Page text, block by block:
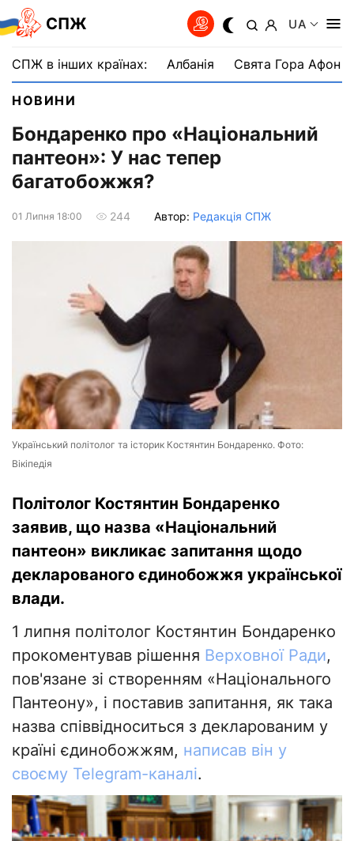
СПЖ UA
СПЖ в інших країнах: Албанія Свята Гора Афон
НОВИНИ
Бондаренко про «Національний
пантеон»: У нас тепер
багатобожжя?
01 Липня 18:00 244 Автор: Редакція СПЖ
Український політолог та історик Костянтин Бондаренко. Фото:
Вікіпедія
Політолог Костянтин Бондаренко
заявив, що назва «Національний
пантеон» викликає запитання щодо
декларованого єдинобожжя української
влади.
1 липня політолог Костянтин Бондаренко
прокоментував рішення Верховної Ради,
пов'язане зі створенням «Національного
Пантеону», і поставив запитання, як така
назва співвідноситься з декларованим у
країні єдинобожжям, написав він у
своєму Telegram-каналі.